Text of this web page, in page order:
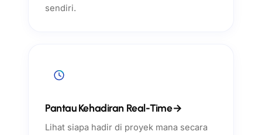
sendiri.
Pantau Kehadiran Real-Time→
Lihat siapa hadir di proyek mana secara